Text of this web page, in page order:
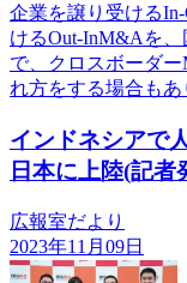
企業を譲り受ける
けるOut-InM&Aを
で、クロスボーダ
れ方をする場合も
インドネシアで
日本に上陸(記
広報室だより
2023年11月09日